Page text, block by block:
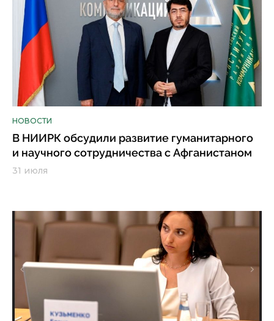
НОВОСТИ
В НИИРК обсудили развитие гуманитарного
и научного сотрудничества с Афганистаном
31 июля